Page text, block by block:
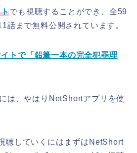
でも視聴することができ、全59
話まで無料公開されています。
トで「鉛筆一本の完全犯罪理
は、やはりNetShortアプリを使
聴していくにはまずはNetShort